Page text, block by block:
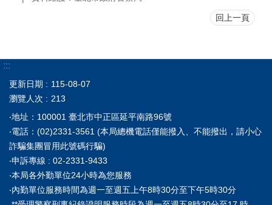
回上一頁
:::
更新日期
115-08-07
瀏覽人次
213
‧地址：100001 臺北市中正區延平南路96號
‧電話：(02)2331-3561 (本局總機電話僅能撥入、不能撥出，請小心
詐騙集團冒用此號碼行騙)
‧申訴專線 : 02-2331-9433
‧本局各外勤單位24小時為您服務
‧內勤單位服務時間為週一至週五上午8時30分至下午5時30分